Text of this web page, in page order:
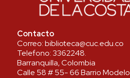
Contacto
Correo:biblioteca@cuc.edu.co
Telefono:3362248.
Barranquilla, Colombia
Calle 58 # 55- 66 Barrio Modelo